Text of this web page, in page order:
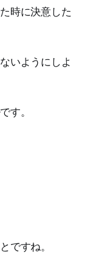
時に決意した
いようにしよ
です。
ですね。